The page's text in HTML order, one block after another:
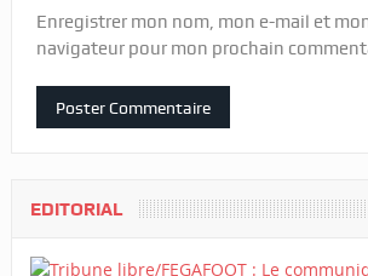
Enregistrer mon nom, mon e-mail et
navigateur pour mon prochain
EDITORIAL